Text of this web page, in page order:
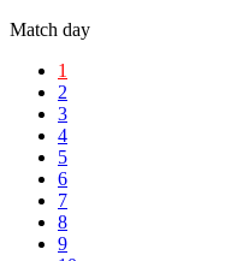
Match day
1
2
3
4
5
6
7
8
9